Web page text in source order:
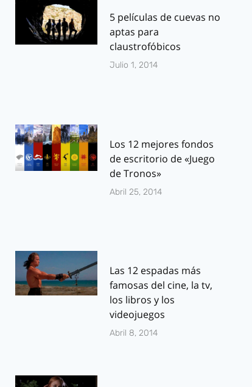
5 películas de cuevas no
aptas para
claustrofóbicos
Julio 1, 2014
Los 12 mejores fondos
de escritorio de «Juego
de Tronos»
Abril 25, 2014
Las 12 espadas más
famosas del cine, la tv,
los libros y los
videojuegos
Abril 8, 2014